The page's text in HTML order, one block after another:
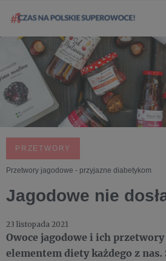
PRZETWORY
Przetwory jagodowe - przyjazne diabetykom
Jagodowe nie
23 listopada 2021
Owoce jagodowe i ich
elementem diety każdego z